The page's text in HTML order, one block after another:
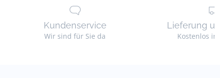
Kundenservice
Wir sind für Sie da
Lieferung
Kostenlos